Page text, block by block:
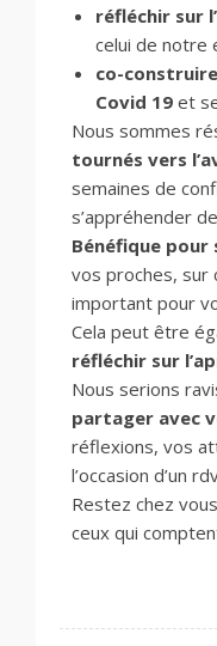
réfléchir sur
celui de notre
co-
Covid 19 et
Nous sommes
tournés vers
semaines de
s’appréhender
Bénéfique pour
vos proches, sur
important pour
Cela peut être
réfléchir sur
Nous serions
partager avec
réflexions, vos
l’occasion d’un
Restez chez
ceux qui